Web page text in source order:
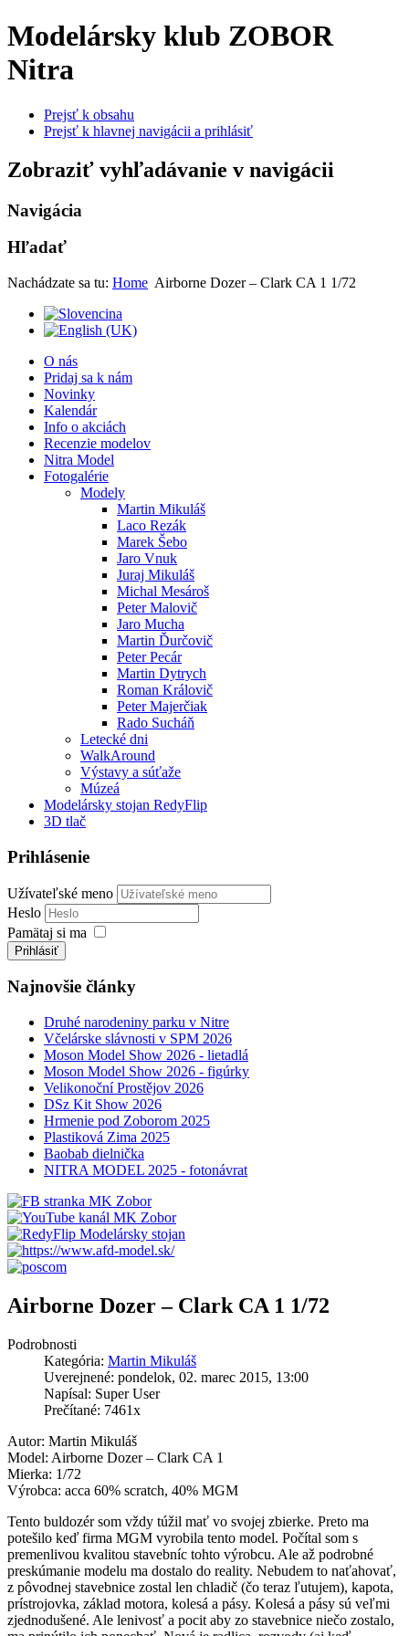
Modelársky klub ZOBOR
Nitra
Prejsť k obsahu
Prejsť k hlavnej navigácii a prihlásiť
Zobraziť vyhľadávanie v navigácii
Navigácia
Hľadať
Nachádzate sa tu: Home Airborne Dozer – Clark CA 1 1/72
O nás
Pridaj sa k nám
Novinky
Kalendár
Info o akciách
Recenzie modelov
Nitra Model
Fotogalérie
Modely
Martin Mikuláš
Laco Rezák
Marek Šebo
Jaro Vnuk
Juraj Mikuláš
Michal Mesároš
Peter Malovič
Jaro Mucha
Martin Ďurčovič
Peter Pecár
Martin Dytrych
Roman Královič
Peter Majerčiak
Rado Sucháň
Letecké dni
WalkAround
Výstavy a súťaže
Múzeá
Modelársky stojan RedyFlip
3D tlač
Prihlásenie
Užívateľské meno
Heslo
Pamätaj si ma
Prihlásiť
Najnovšie články
Druhé narodeniny parku v Nitre
Včelárske slávnosti v SPM 2026
Moson Model Show 2026 - lietadlá
Moson Model Show 2026 - figúrky
Velikonoční Prostějov 2026
DSz Kit Show 2026
Hrmenie pod Zoborom 2025
Plastiková Zima 2025
Baobab dielnička
NITRA MODEL 2025 - fotonávrat
Airborne Dozer – Clark CA 1 1/72
Podrobnosti
Kategória: Martin Mikuláš
Uverejnené: pondelok, 02. marec 2015, 13:00
Napísal: Super User
Prečítané: 7461x
Autor: Martin Mikuláš
Model: Airborne Dozer – Clark CA 1
Mierka: 1/72
Výrobca: acca 60% scratch, 40% MGM
Tento buldozér som vždy túžil mať vo svojej zbierke. Preto ma
potešilo keď firma MGM vyrobila tento model. Počítal som s
premenlivou kvalitou stavebníc tohto výrobcu. Ale až podrobné
preskúmanie modelu ma dostalo do reality. Nebudem to naťahovať,
z pôvodnej stavebnice zostal len chladič (čo teraz ľutujem), kapota,
prístrojovka, základ motora, kolesá a pásy. Kolesá a pásy sú veľmi
zjednodušené. Ale lenivosť a pocit aby zo stavebnice niečo zostalo,